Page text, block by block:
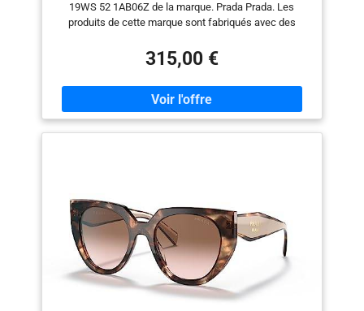
19WS 52 1AB06Z de la marque. Prada Prada. Les
produits de cette marque sont fabriqués avec des
315,00 €